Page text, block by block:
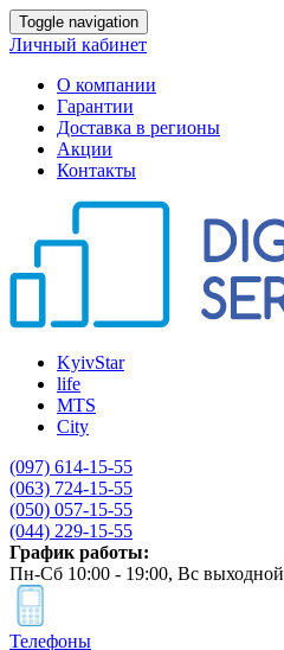
Toggle navigation
Личный кабинет
О компании
Гарантии
Доставка в регионы
Акции
Контакты
KyivStar
life
MTS
City
(097) 614-15-55
(063) 724-15-55
(050) 057-15-55
(044) 229-15-55
График работы:
Пн-Сб 10:00 - 19:00, Вс выходной
Телефоны